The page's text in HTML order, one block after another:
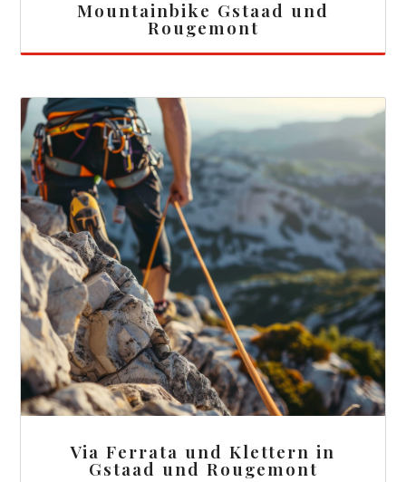
Mountainbike Gstaad und
Rougemont
Via Ferrata und Klettern in
Gstaad und Rougemont